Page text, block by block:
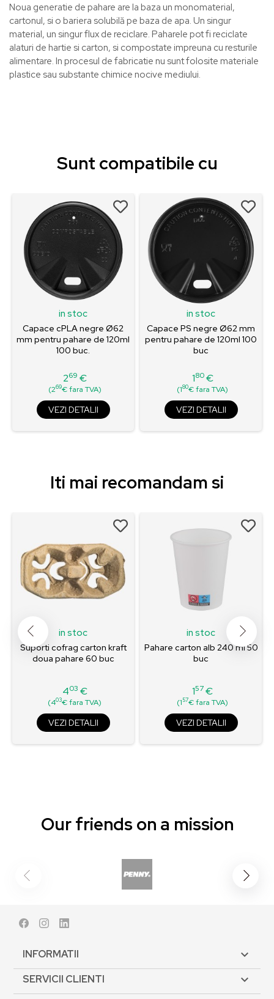
Noua generatie de pahare are la baza un monomaterial,
cartonul, si o bariera solubilă pe baza de apa. Un singur
material, un singur flux de reciclare. Paharele pot fi reciclate
alaturi de hartie si carton, si compostate impreuna cu resturile
alimentare. In procesul de fabricatie nu sunt folosite materiale
plastice sau substante chimice nocive mediului.
Sunt compatibile cu
in stoc
Capace cPLA negre Ø62
mm pentru pahare de 120ml
100 buc.
Pret
269 €
(269€ fara TVA)
VEZI DETALII
in stoc
Capace PS negre Ø62 mm
pentru pahare de 120ml 100
buc
Pret
180€
(180€ fara TVA)
VEZI DETALII
Iti mai recomandam si
in stoc
Suporti cofrag carton kraft
doua pahare 60 buc
Pret
403 €
(403€ fara TVA)
VEZI DETALII
in stoc
Pahare carton alb 240 ml 50
buc
Pret
157€
(157€ fara TVA)
VEZI DETALII
Our friends on a mission
FacebookInstagram
INFORMATII 
SERVICII CLIENTI 